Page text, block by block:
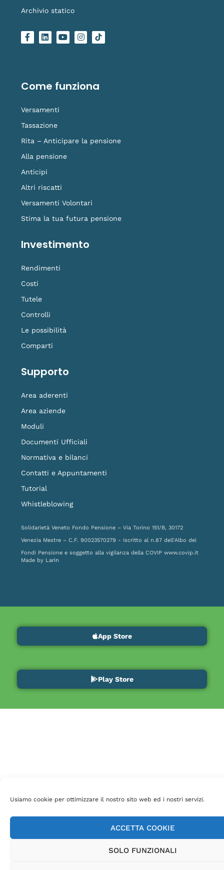
Usiamo cookie per ottimizzare il nostro sito web ed i nostri servizi.
ACCETTA COOKIE
SOLO FUNZIONALI
Archivio statico
F
a
o
k
L
i
i
n
Y
o
e
I
n
r
a
L
o
i
k
Come funziona
Versamenti
Tassazione
Rita – Anticipare la pensione
Alla pensione
Anticipi
Altri riscatti
Versamenti Volontari
Stima la tua futura pensione
Investimento
Rendimenti
Costi
Tutele
Controlli
Le possibilità
Comparti
Supporto
Area aderenti
Area aziende
Moduli
Documenti Ufficiali
Normativa e bilanci
Contatti e Appuntamenti
Tutorial
Whistleblowing
Solidarietà Veneto Fondo Pensione – Via Torino 151/B, 30172
Venezia Mestre – C.F. 90023570279 - Iscritto al n.87 dell'Albo dei
Fondi Pensione e soggetto alla vigilanza della COVIP www.covip.it
Made by Larin
App Store
Play Store